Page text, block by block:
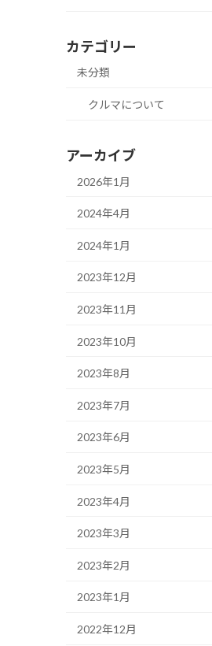
カテゴリー
未分類
クルマについて
アーカイブ
2026年1月
2024年4月
2024年1月
2023年12月
2023年11月
2023年10月
2023年8月
2023年7月
2023年6月
2023年5月
2023年4月
2023年3月
2023年2月
2023年1月
2022年12月